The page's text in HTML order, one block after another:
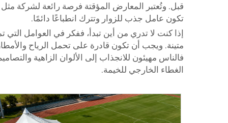
تكون عامل جذب للزوار وتترك انطباعًا دائمًا.
إذا كنت لا تدري من أين تبدأ، ففكر في العوامل
متينة. ويجب أن تكون قادرة على تحمل الرياح
الغطاء الخارجي للخيمة.